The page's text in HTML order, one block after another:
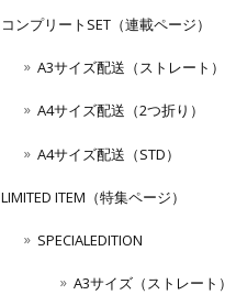
コンプリートSET（連載ページ）
A3サイズ配送（ストレート）
A4サイズ配送（2つ折り）
A4サイズ配送（STD）
LIMITED ITEM（特集ページ）
SPECIALEDITION
A3サイズ（ストレート）